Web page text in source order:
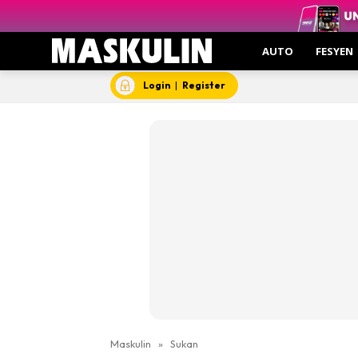
AUTO FESYEN
Login | Register
Maskulin » Sukan